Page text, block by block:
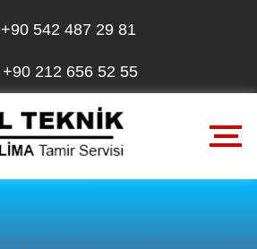
+90 542 487 29 81
+90 212 656 52 55